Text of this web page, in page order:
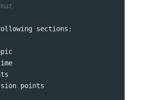
sections:
points